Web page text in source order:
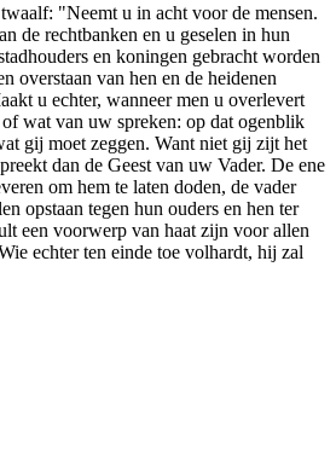
"Neemt u in acht voor de mensen.
de rechtbanken en u geselen in hun
en koningen gebracht worden
overstaan van hen en de heidenen
u echter, wanneer men u overlevert
wat van uw spreken: op dat ogenblik
gij moet zeggen. Want niet gij zijt het
dan de Geest van uw Vader. De ene
om hem te laten doden, de vader
opstaan tegen hun ouders en hen ter
een voorwerp van haat zijn voor allen
echter ten einde toe volhardt, hij zal